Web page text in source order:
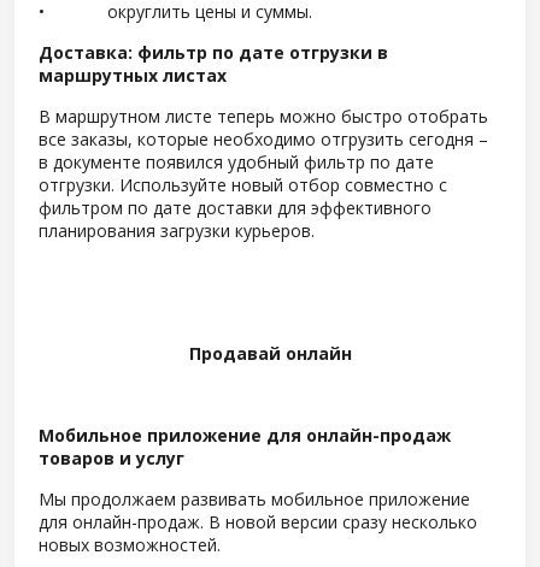
• округлить цены и суммы.
Доставка: фильтр по дате отгрузки в
маршрутных листах
В маршрутном листе теперь можно быстро отобрать
все заказы, которые необходимо отгрузить сегодня –
в документе появился удобный фильтр по дате
отгрузки. Используйте новый отбор совместно с
фильтром по дате доставки для эффективного
планирования загрузки курьеров.
Продавай онлайн
Мобильное приложение для онлайн-продаж
товаров и услуг
Мы продолжаем развивать мобильное приложение
для онлайн-продаж. В новой версии сразу несколько
новых возможностей.